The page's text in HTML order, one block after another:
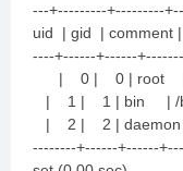
---+---------+---------
uid | gid |
----+------+------
| 0 | 0 | root | /
| 1 | 1 | bin | /bin
| 2 | 2 | daemon |
--------+------+------